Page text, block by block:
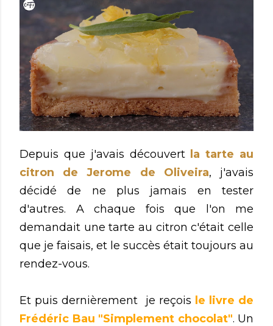
Depuis que j'avais découvert
la tarte au
citron de Jerome de Oliveira, j'avais
décidé de ne plus jamais en tester
d'autres. A chaque fois que l'on me
demandait une tarte au citron c'était celle
que je faisais, et le succès était toujours au
rendez-vous.
Et puis dernièrement je reçois le livre de
Frédéric Bau "Simplement chocolat". Un